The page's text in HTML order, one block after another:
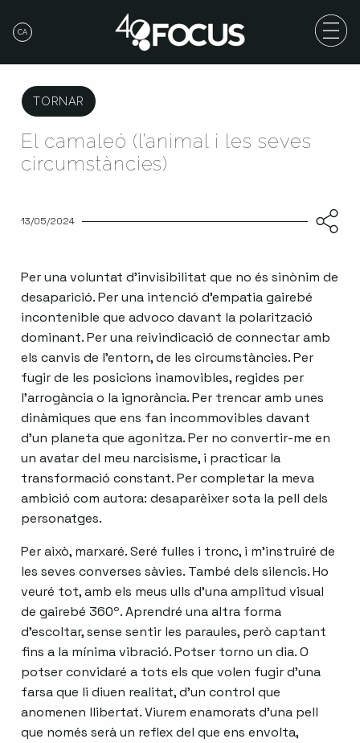
CA
TORNAR
El camaleó (l’animal i les seves
circumstàncies)
13/05/2024
Per una voluntat d’invisibilitat que no és sinònim de
desaparició. Per una intenció d’empatia gairebé
incontenible que advoco davant la polarització
dominant. Per una reivindicació de connectar amb
els canvis de l’entorn, de les circumstàncies. Per
fugir de les posicions inamovibles, regides per
l’arrogància o la ignorància. Per trencar amb unes
dinàmiques que ens fan incommovibles davant
d’un planeta que agonitza. Per no convertir-me en
un avatar del meu narcisisme, i practicar la
transformació constant. Per completar la meva
ambició com autora: desaparèixer sota la pell dels
personatges.
Per això, marxaré. Seré fulles i tronc, i m’instruiré de
les seves converses sàvies. També dels silencis. Ho
veuré tot, amb els meus ulls d’una amplitud visual
de gairebé 360º. Aprendré una altra forma
d’escoltar, sense sentir les paraules, però captant
fins a la mínima vibració. Potser torno un dia. O
potser convidaré a tots els que volen fugir d’una
farsa que li diuen realitat, d’un control que
anomenen llibertat. Viurem enamorats d’una pell
que només serà un reflex del que ens envolta,